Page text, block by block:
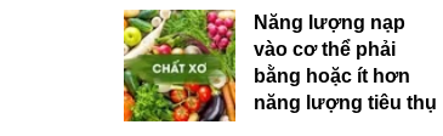
Năng lượng nạp
vào cơ thể phải
bằng hoặc ít hơn
năng lượng tiêu thụ